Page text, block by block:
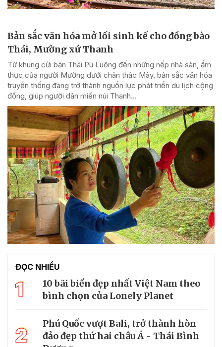
Bản sắc văn hóa mở lối sinh kế cho đồng bào
Thái, Mường xứ Thanh
Từ khung cửi bản Thái Pù Luông đến những nếp nhà sàn, ẩm
thực của người Mường dưới chân thác Mây, bản sắc văn hóa
truyền thống đang trở thành nguồn lực phát triển du lịch cộng
đồng, giúp người dân miền núi Thanh...
ĐỌC NHIỀU
1
10 bãi biển đẹp nhất Việt Nam theo
bình chọn của Lonely Planet
2
Phú Quốc vượt Bali, trở thành hòn
đảo đẹp thứ hai châu Á - Thái Bình